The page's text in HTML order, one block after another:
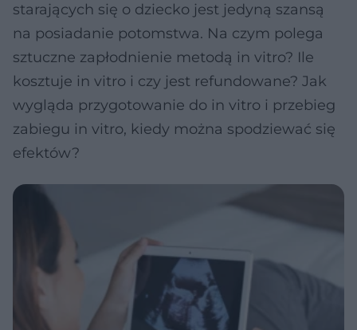
starających się o dziecko jest jedyną szansą
na posiadanie potomstwa. Na czym polega
sztuczne zapłodnienie metodą in vitro? Ile
kosztuje in vitro i czy jest refundowane? Jak
wygląda przygotowanie do in vitro i przebieg
zabiegu in vitro, kiedy można spodziewać się
efektów?